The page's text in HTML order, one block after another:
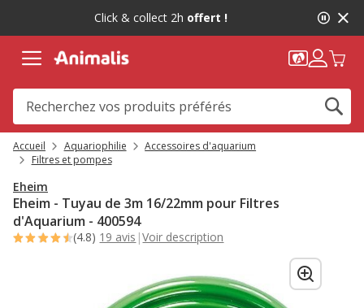
message,
Click & collect 2h offert !
Accueil Aquariophilie
Accessoires d'aquarium
Filtres et pompes
Eheim
Eheim - Tuyau de 3m 16/22mm pour Filtres
d'Aquarium - 400594
(4.8) 19 avis |Voir description